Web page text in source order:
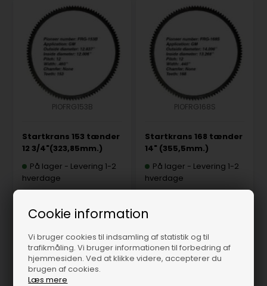
Cookie information
Vi bruger cookies til indsamling af statistik og til
trafikmåling. Vi bruger informationen til forbedring af
hjemmesiden. Ved at klikke videre, accepterer du
brugen af cookies.
Læs mere
PIOFRG153B
Startkrans 153 tænder
12 3/4"(323,85mm.)
På lager - Levering 1-2
hverdage
PIOFRG168S
Startkrans 168 tænder
14" (355,5mm.)
På lager - Levering 1-2
hverdage